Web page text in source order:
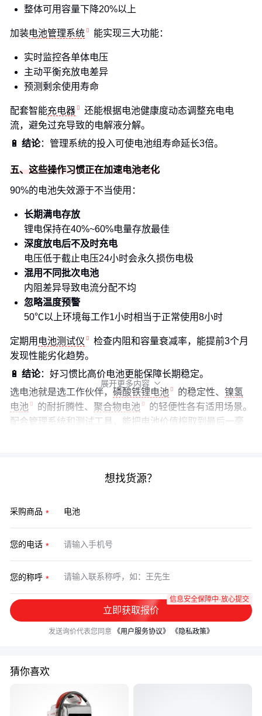
整体可用容量下降20%以上
加装电池管理系统 能实现三大功能：
实时监控各单体电压
主动平衡充放电差异
预测剩余使用寿命
配套智能充电器
还能根据电池健康度动态调整充电电
流，避免过充导致的电解液分解。
🔋 结论：管理系统的投入可使电池组寿命延长3倍。
五、这些操作习惯正在加速电池老化
90%的电池失效源于不当使用：
长期满电存放
锂电保持在40%~60%电量存放最佳
深度放电后不及时充电
电压低于截止电压24小时会永久损伤电极
混用不同批次电池
内阻差异导致电流分配不均
忽略温度预警
50℃以上环境每工作1小时相当于正常使用8小时
定期用 电池测试仪
检查内阻和容量衰减率，能提前3个月
发现性能劣化趋势。
🔋 结论：好习惯比高价电池更能保障长期稳定。
选电池就是选工作伙伴， 磷酸铁锂电池 的稳定性、 镍氢
电池
的耐折腾性、 聚合物电池
的轻便性各有适用场景。
配合管理系统和测试工具，能把电池价值榨取到最后一毫
展开更多内容 
想找货源？
采购商品
您的电话
您的称呼
立即获取报价
信息安全保障中·放心提交
发送询价代表您同意 《用户服务协议》 《隐私政策》
猜你喜欢